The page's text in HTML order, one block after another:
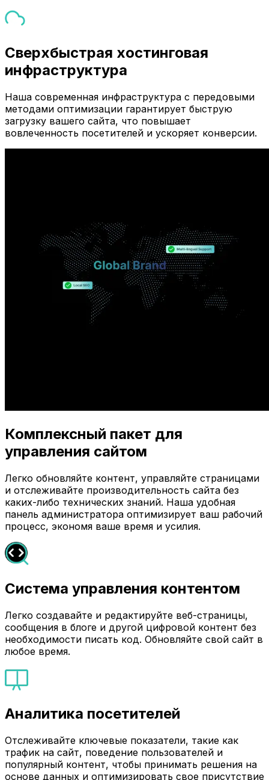
Сверхбыстрая хостинговая
инфраструктура
Наша современная инфраструктура с передовыми
методами оптимизации гарантирует быструю
загрузку вашего сайта, что повышает
вовлеченность посетителей и ускоряет конверсии.
Комплексный пакет для
управления сайтом
Легко обновляйте контент, управляйте страницами
и отслеживайте производительность сайта без
каких-либо технических знаний. Наша удобная
панель администратора оптимизирует ваш рабочий
процесс, экономя ваше время и усилия.
Система управления контентом
Легко создавайте и редактируйте веб-страницы,
сообщения в блоге и другой цифровой контент без
необходимости писать код. Обновляйте свой сайт в
любое время.
Аналитика посетителей
Отслеживайте ключевые показатели, такие как
трафик на сайт, поведение пользователей и
популярный контент, чтобы принимать решения на
основе данных и оптимизировать свое присутствие